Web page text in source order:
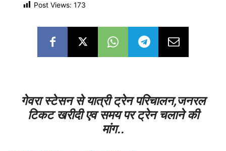
Post Views: 173
गेवरा स्टेसन से यात्री ट्रेन परिचालन,जनरल
टिकट खरीदी एव समय पर ट्रेन चलाने की
मांग..